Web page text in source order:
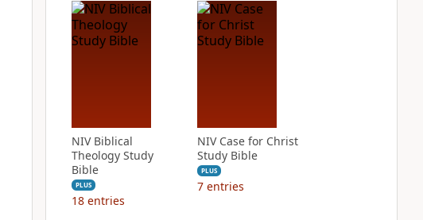
NIV Biblical
Theology Study
Bible
PLUS
18 entries
NIV Case for Christ
Study Bible
PLUS
7 entries